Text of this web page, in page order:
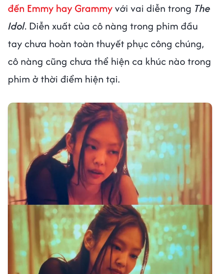
đến Emmy hay Grammyvới vai diễn trong The
Idol. Diễn xuất của cô nàng trong phim đầu
tay chưa hoàn toàn thuyết phục công chúng,
cô nàng cũng chưa thể hiện ca khúc nào trong
phim ở thời điểm hiện tại.